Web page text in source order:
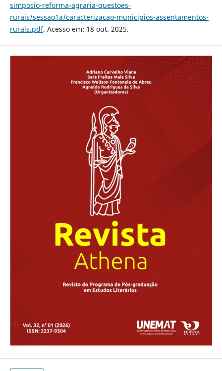
simposio-reforma-agraria-questoes-
rurais/sessao1a/caracterizacao-municipios-assentamentos-
rurais.pdf. Acesso em: 18 out. 2025.